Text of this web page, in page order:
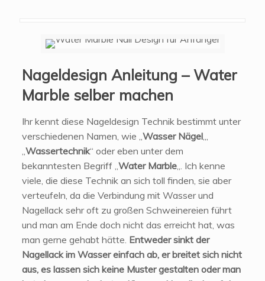
Nageldesign Anleitung – Water
Marble selber machen
Ihr kennt diese Nageldesign Technik bestimmt unter
verschiedenen Namen, wie „Wasser Nägel„,
„Wassertechnik“ oder eben unter dem
bekanntesten Begriff „Water Marble„. Ich kenne
viele, die diese Technik an sich toll finden, sie aber
verteufeln, da die Verbindung mit Wasser und
Nagellack sehr oft zu großen Schweinereien führt
und man am Ende doch nicht das erreicht hat, was
man gerne gehabt hätte. Entweder sinkt der
Nagellack im Wasser einfach ab, er breitet sich nicht
aus, es lassen sich keine Muster gestalten oder man